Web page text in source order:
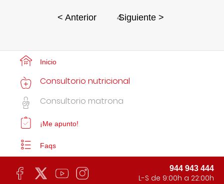
< Anterior 4
Siguiente >
Inicio
Consultorio nutricional
Consultorio matrona
¡Me apunto!
Faqs
944 943 444
L-S de 9:00h a 22:00h